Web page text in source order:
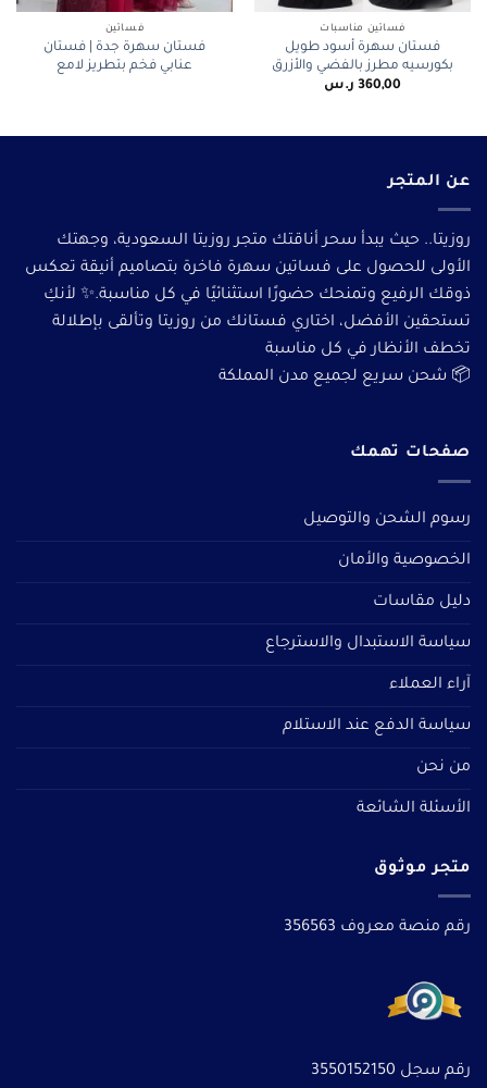
فساتين مناسبات
فستان سهرة أسود طويل
بكورسيه مطرز بالفضي والأزرق
360,00 ر.س
فساتين
فستان سهرة جدة | فستان
عنابي فخم بتطريز لامع
عن المتجر
روزيتا.. حيث يبدأ سحر أناقتك متجر روزيتا السعودية، وجهتك
الأولى للحصول على فساتين سهرة فاخرة بتصاميم أنيقة تعكس
ذوقك الرفيع وتمنحك حضورًا استثنائيًا في كل مناسبة.✨ لأنكِ
تستحقين الأفضل، اختاري فستانك من روزيتا وتألقى بإطلالة
تخطف الأنظار في كل مناسبة
📦 شحن سريع لجميع مدن المملكة
صفحات تهمك
رسوم الشحن والتوصيل
الخصوصية والأمان
دليل مقاسات
سياسة الاستبدال والاسترجاع
آراء العملاء
سياسة الدفع عند الاستلام
من نحن
الأسئلة الشائعة
متجر موثوق
رقم منصة معروف 356563
رقم سجل 3550152150